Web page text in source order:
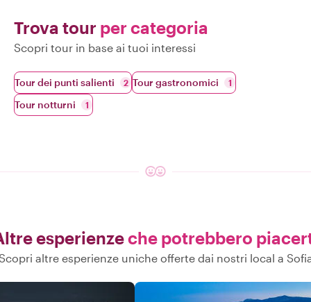
Trova tour per categoria
Scopri tour in base ai tuoi interessi
Tour dei punti salienti 2 Tour gastronomici 1
Tour notturni 1
esperienzeche potrebbero
altre esperienze uniche offerte dai nostri local a